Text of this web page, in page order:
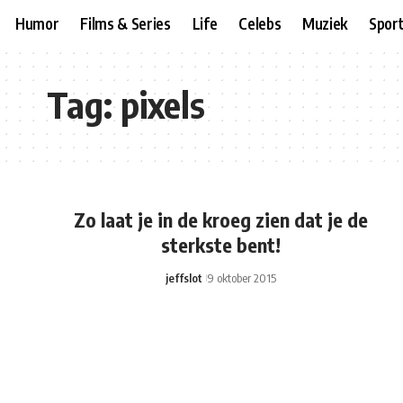
Humor Films & Series Life Celebs Muziek
Tag:pixels
Zo laat je in de kroeg zien dat je de
sterkste bent!
jeffslot 9 oktober 2015